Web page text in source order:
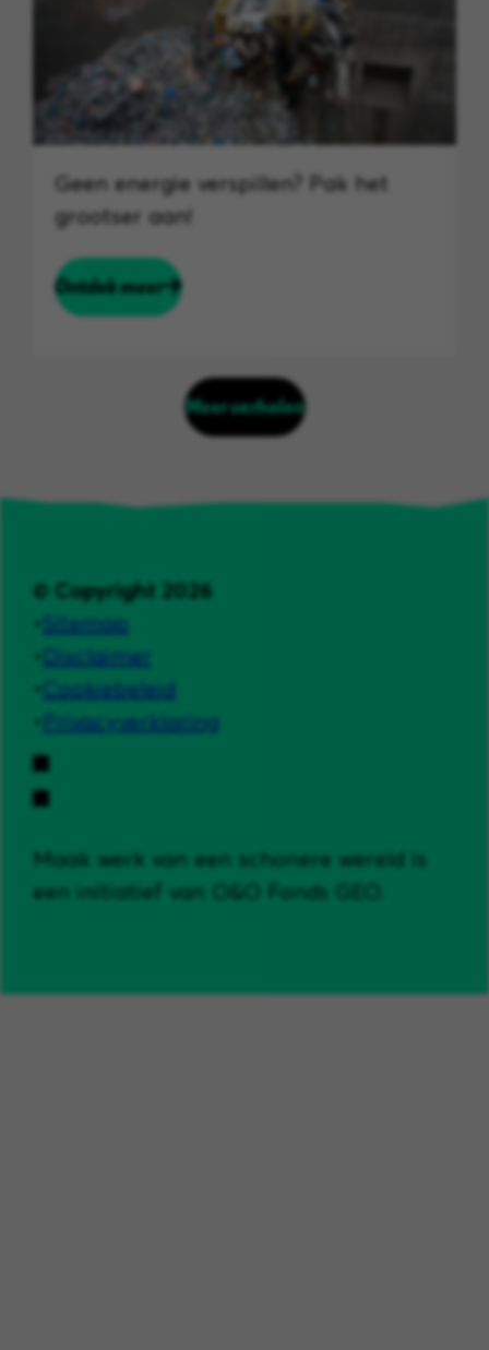
Geen energie verspillen? Pak het
grootser aan!
Ontdek meer
Meer verhalen
© Copyright 2026
Sitemap
Disclaimer
Cookiebeleid
Privacyverklaring
Maak werk van een schonere wereld is
een initiatief van O&O Fonds GEO.